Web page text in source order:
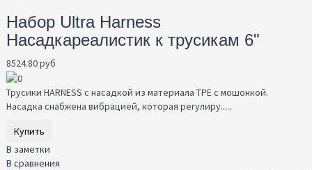
Набор Ultra Harness
Насадкареалистик к трусикам 6"
8524.80 руб
Трусики HARNESS с насадкой из материала TPE с мошонкой.
Насадка снабжена вибрацией, которая регулиру.....
Купить
В заметки
В сравнения